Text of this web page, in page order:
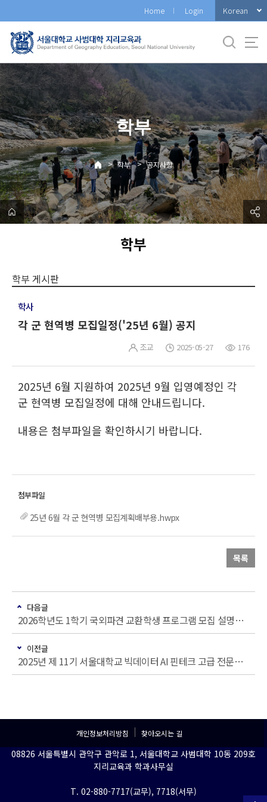
로
메
뉴
Home Login Korean
학부
> 학부 > 공지사항
학부
학부 게시판
학사
각 군 현역병 모집일정('25년 6월) 공지
조교 2025-05-27 176
2025년 6월 지원하여 2025년 9월 입영예정인 각
군 현역병 모집일정에 대해 안내드립니다.
내용은 첨부파일을 확인하시기 바랍니다.
25년 6월 각 군 현역병 모집계획배부용.hwpx
목록
다음글
2026학년도 1학기 국외파견 교환학생 프로그램 모집 설명회 안내
이전글
2025년 제 11기 서울대학교 빅데이터 AI 핀테크 고급 전문가 과정 모집
개인정보처리방침 찾아오시는 길
08826 서울특별시 관악구 관악로 1, 서울대학교 사범대학 10동 209호
지리교육과 학과사무실
T. 02-880-7717(교무), 7718(서무)